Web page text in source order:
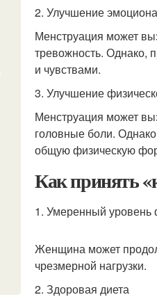
2. Улучшение
Менструация может
тревожность. Однако,
и чувствами.
3. Улучшение
Менструация может
головные боли.
общую физическую
Как принять
1. Умеренный уровень
Женщина может
чрезмерной нагрузки.
2. Здоровая диета